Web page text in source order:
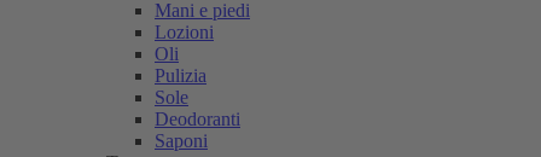
Mani e piedi
Lozioni
Oli
Pulizia
Sole
Deodoranti
Saponi